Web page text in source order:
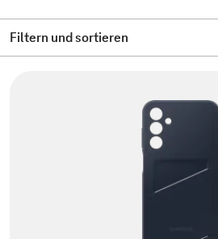
Filtern und sortieren